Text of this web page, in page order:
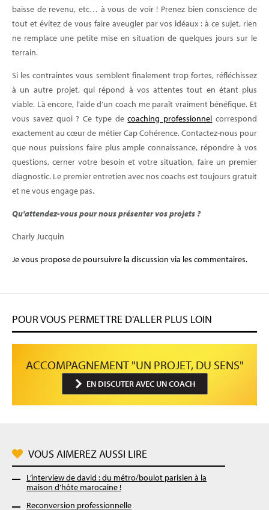
baisse de revenu, etc… à vous de voir ! Prenez bien conscience de
tout et évitez de vous faire aveugler par vos idéaux : à ce sujet, rien
ne remplace une petite mise en situation de quelques jours sur le
terrain.
Si les contraintes vous semblent finalement trop fortes, réfléchissez
à un autre projet, qui répond à vos attentes tout en étant plus
viable. Là encore, l’aide d’un coach me paraît vraiment bénéfique. Et
vous savez quoi ? Ce type decoaching professionnel correspond
exactement au cœur de métier Cap Cohérence. Contactez-nous pour
que nous puissions faire plus ample connaissance, répondre à vos
questions, cerner votre besoin et votre situation, faire un premier
diagnostic. Le premier entretien avec nos coachs est toujours gratuit
et ne vous engage pas.
Qu'attendez-vous pour nous présenter vos projets ?
Charly Jucquin
Je vous propose de poursuivre la discussion via les commentaires.
POUR VOUS PERMETTRE D'ALLER PLUS LOIN
ACCOMPAGNEMENT "UN PROJET, DU SENS"
EN DISCUTER AVEC UN COACH
VOUS AIMEREZ AUSSI LIRE
L’interview de david : du métro/boulot parisien à la
maison d'hôte marocaine !
Reconversion professionnelle